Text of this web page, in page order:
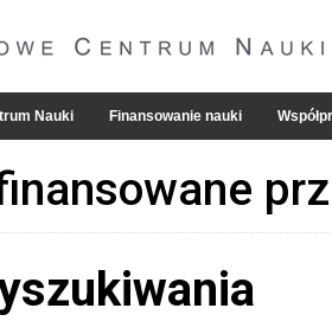
Nauki Finansowanie nauki